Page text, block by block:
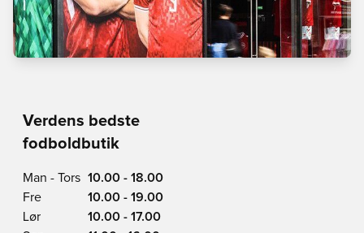
Verdens bedste
fodboldbutik
Man - Tors 10.00 - 18.00
Fre
10.00 - 19.00
Lør
10.00 - 17.00